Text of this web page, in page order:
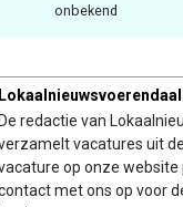
onbekend
redactie van
vacatures uit
op onze website
met ons op voor